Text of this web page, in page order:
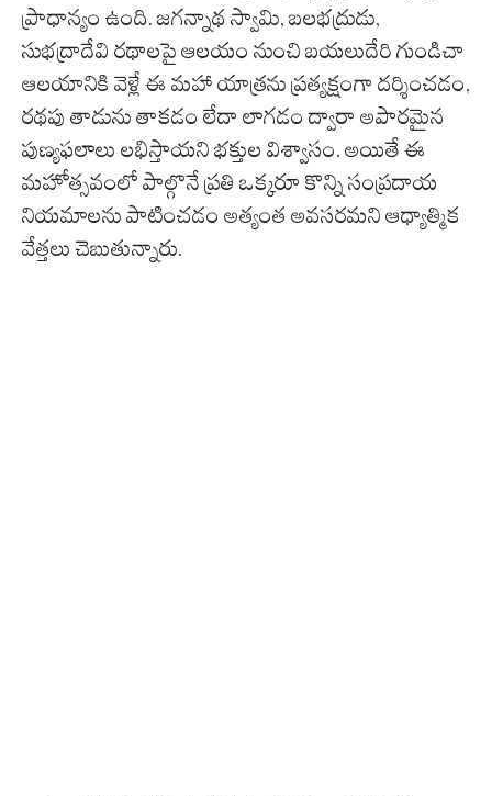
ప్రాధాన్యం ఉంది. జగన్నాథ స్వామి, బలభద్రుడు,
సుభద్రాదేవి రథాలపై ఆలయం నుంచి బయలుదేరి గుండిచా
ఆలయానికి వెళ్లే ఈ మహా యాత్రను ప్రత్యక్షంగా దర్శించడం,
రథపు తాడును తాకడం లేదా లాగడం ద్వారా అపారమైన
పుణ్యఫలాలు లభిస్తాయని భక్తుల విశ్వాసం. అయితే ఈ
మహోత్సవంలో పాల్గొనే ప్రతి ఒక్కరూ కొన్ని సంప్రదాయ
నియమాలను పాటించడం అత్యంత అవసరమని ఆధ్యాత్మిక
వేత్తలు చెబుతున్నారు.